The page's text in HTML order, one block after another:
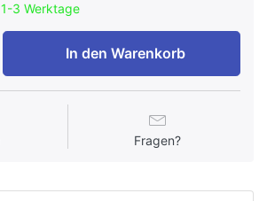
1-3 Werktage
In den Warenkorb
Fragen?